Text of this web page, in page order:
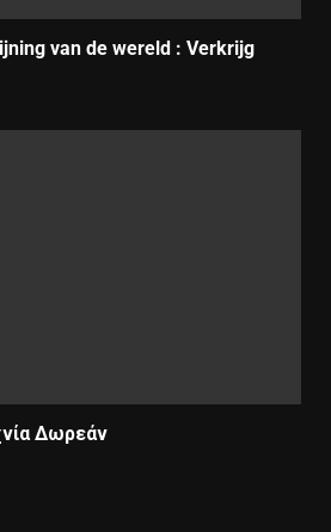
van de wereld : Verkrijg
Δωρεάν